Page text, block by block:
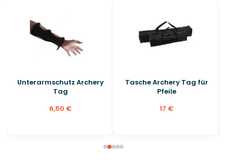
Unterarmschutz Archery
Tag
6,50 €
Tasche Archery Tag für
Pfeile
17 €